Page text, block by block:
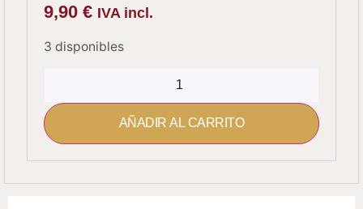
9,90€ IVA incl.
3 disponibles
AÑADIR AL CARRITO